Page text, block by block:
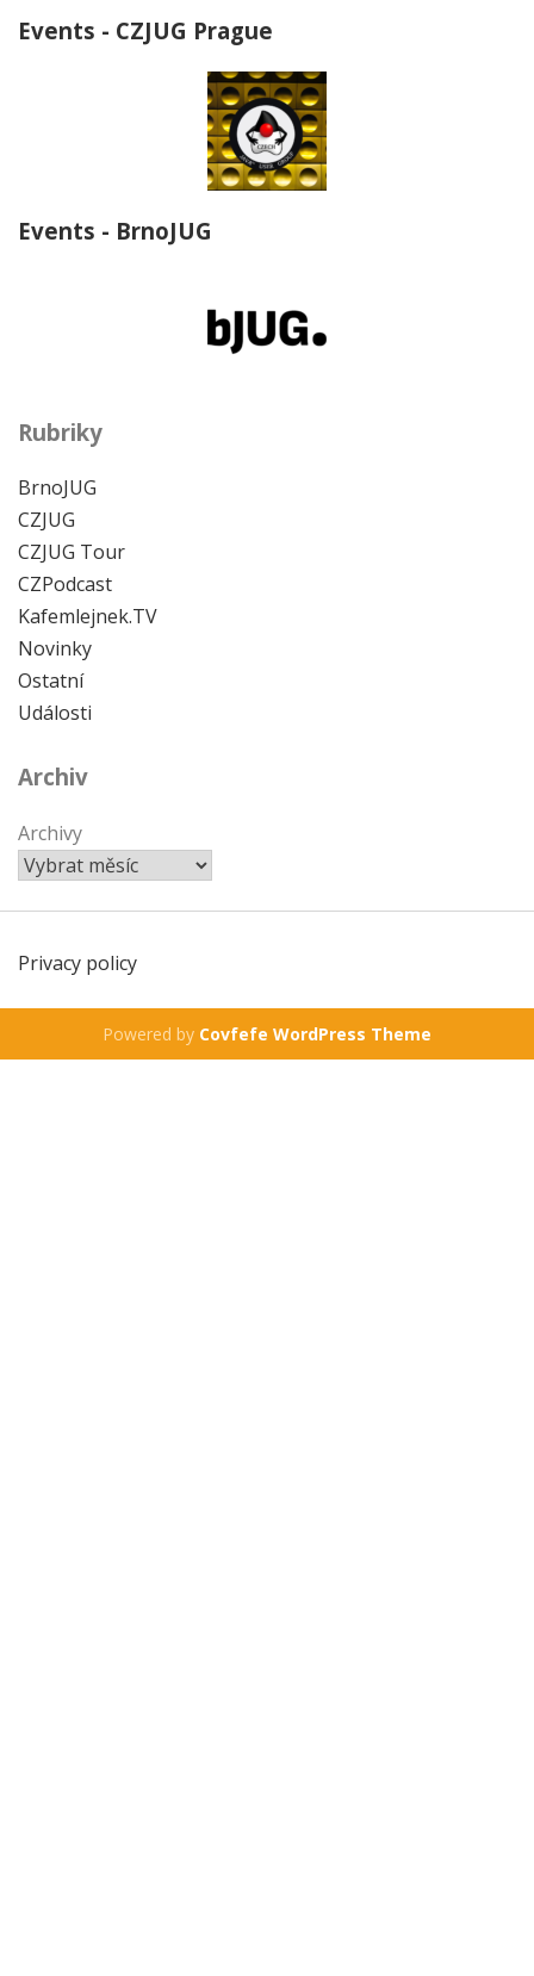
Events - CZJUG Prague
Events - BrnoJUG
Rubriky
BrnoJUG
CZJUG
CZJUG Tour
CZPodcast
Kafemlejnek.TV
Novinky
Ostatní
Události
Archiv
Archivy
Privacy policy
Powered by Covfefe WordPress Theme